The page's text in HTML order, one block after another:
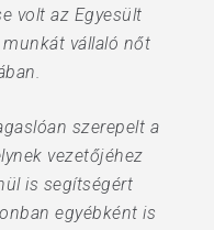
volt az Egyesült
vállaló nőt
szerepelt a
vezetőjéhez
is segítségért
egyébként is